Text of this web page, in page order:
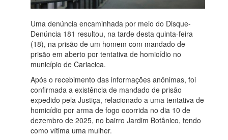
Uma denúncia encaminhada por meio do Disque-
Denúncia 181 resultou, na tarde desta quinta-feira
(18), na prisão de um homem com mandado de
prisão em aberto por tentativa de homicídio no
município de Cariacica.
Após o recebimento das informações anônimas, foi
confirmada a existência de mandado de prisão
expedido pela Justiça, relacionado a uma tentativa de
homicídio por arma de fogo ocorrida no dia 10 de
dezembro de 2025, no bairro Jardim Botânico, tendo
como vítima uma mulher.